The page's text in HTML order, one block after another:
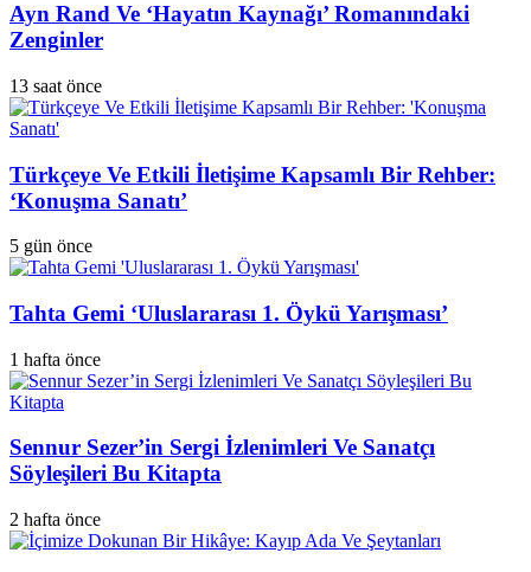
Ayn Rand Ve ‘Hayatın Kaynağı’ Romanındaki
Zenginler
13 saat önce
Türkçeye Ve Etkili İletişime Kapsamlı Bir Rehber:
‘Konuşma Sanatı’
5 gün önce
Tahta Gemi ‘Uluslararası 1. Öykü Yarışması’
1 hafta önce
Sennur Sezer’in Sergi İzlenimleri Ve Sanatçı
Söyleşileri Bu Kitapta
2 hafta önce